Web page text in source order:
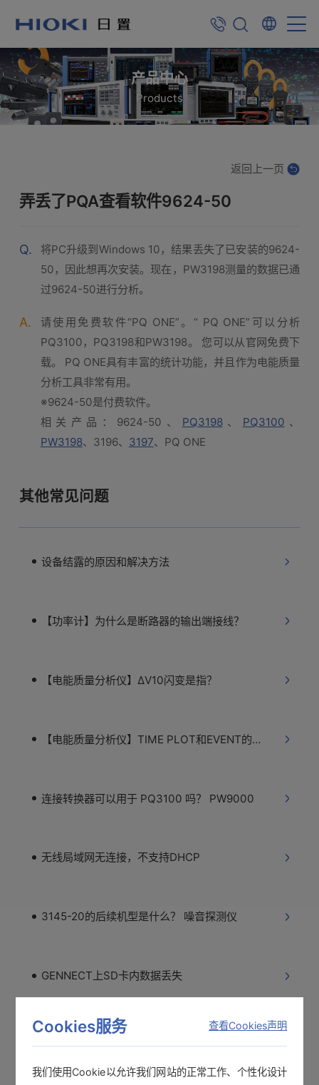
产品中心
Products
弄丢了PQA查看软件9624-50
返回上一页
Q.
将PC升级到Windows 10，结果丢失了已安装的9624-
50，因此想再次安装。现在，PW3198测量的数据已通
过9624-50进行分析。
A.
请使用免费软件“PQ ONE”。“ PQ ONE”可以分析
PQ3100，PQ3198和PW3198。 您可以从官网免费下
载。 PQ ONE具有丰富的统计功能，并且作为电能质量
分析工具非常有用。
※9624-50是付费软件。
相关产品：9624-50、 PQ3198、 PQ3100 、
PW3198、3196、 3197、PQ ONE
其他常见问题
设备结露的原因和解决方法
【功率计】为什么是断路器的输出端接线？
【电能质量分析仪】ΔV10闪变是指？
【电能质量分析仪】TIME PLOT和EVENT的区别
连接转换器可以用于 PQ3100 吗？ PW9000
无线局域网无连接，不支持DHCP
3145-20的后续机型是什么？ 噪音探测仪
GENNECT上SD卡内数据丢失
详细趋势和基本趋势的区别 PQ One
Cookies服务 查看Cookies声明
我们使用Cookie以允许我们网站的正常工作、个性化设计